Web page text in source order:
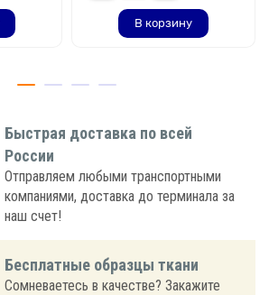
В корзину
Быстрая доставка по всей
России
Отправляем любыми транспортными
компаниями, доставка до терминала за
наш счет!
Бесплатные образцы ткани
Сомневаетесь в качестве? Закажите